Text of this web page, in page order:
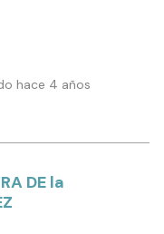
hace 4 años
DE la